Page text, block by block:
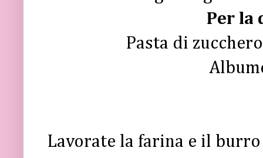
Per la
Pasta di
Lavorate la farina e il